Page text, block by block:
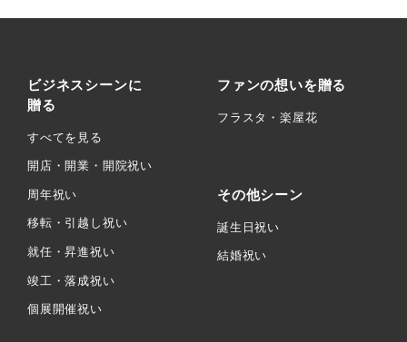
ビジネスシーンに
贈る
すべてを見る
開店・開業・開院祝い
周年祝い
移転・引越し祝い
就任・昇進祝い
竣工・落成祝い
個展開催祝い
ファンの想いを贈る
フラスタ・楽屋花
その他シーン
誕生日祝い
結婚祝い